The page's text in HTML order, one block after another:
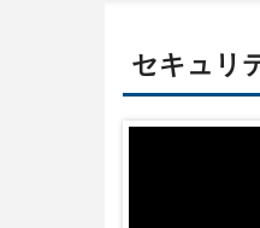
セキュリ